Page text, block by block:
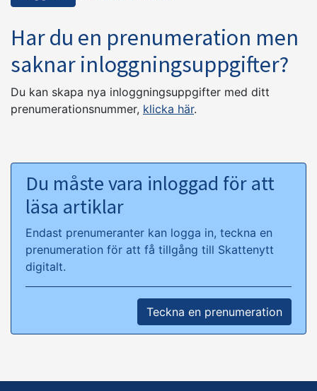
Har du en prenumeration men
saknar inloggningsuppgifter?
Du kan skapa nya inloggningsuppgifter med ditt
prenumerationsnummer, klicka här.
Du måste vara inloggad för att
läsa artiklar
Endast prenumeranter kan logga in, teckna en
prenumeration för att få tillgång till Skattenytt
digitalt.
Teckna en prenumeration